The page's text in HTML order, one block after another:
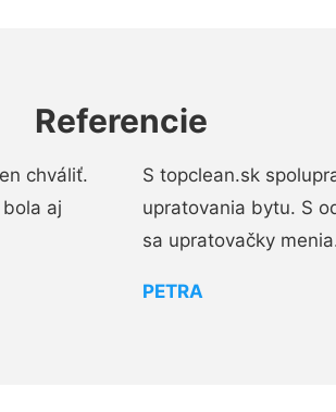
Referencie
chváliť.
aj
S topclean.sk
upratovania bytu. S
sa upratovačky
PETRA